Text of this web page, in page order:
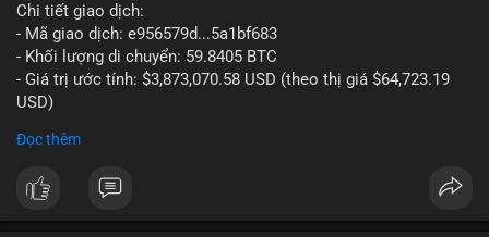
Chi tiết giao dịch:
- Mã giao dịch: e956579d...5a1bf683
- Khối lượng di chuyển: 59.8405 BTC
- Giá trị ước tính: $3,873,070.58 USD (theo thị giá $64,723.19
USD)
kích hoạt di chuyển trong mempool. Với quy mô này, khả năng
cao là tài sản đang được dịch chuyển giữa các ví thuộc sở hữu
Đọc thêm